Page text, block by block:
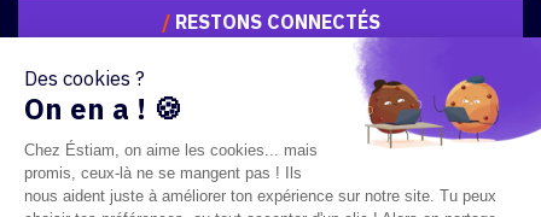
/RESTONS CONNECTÉS